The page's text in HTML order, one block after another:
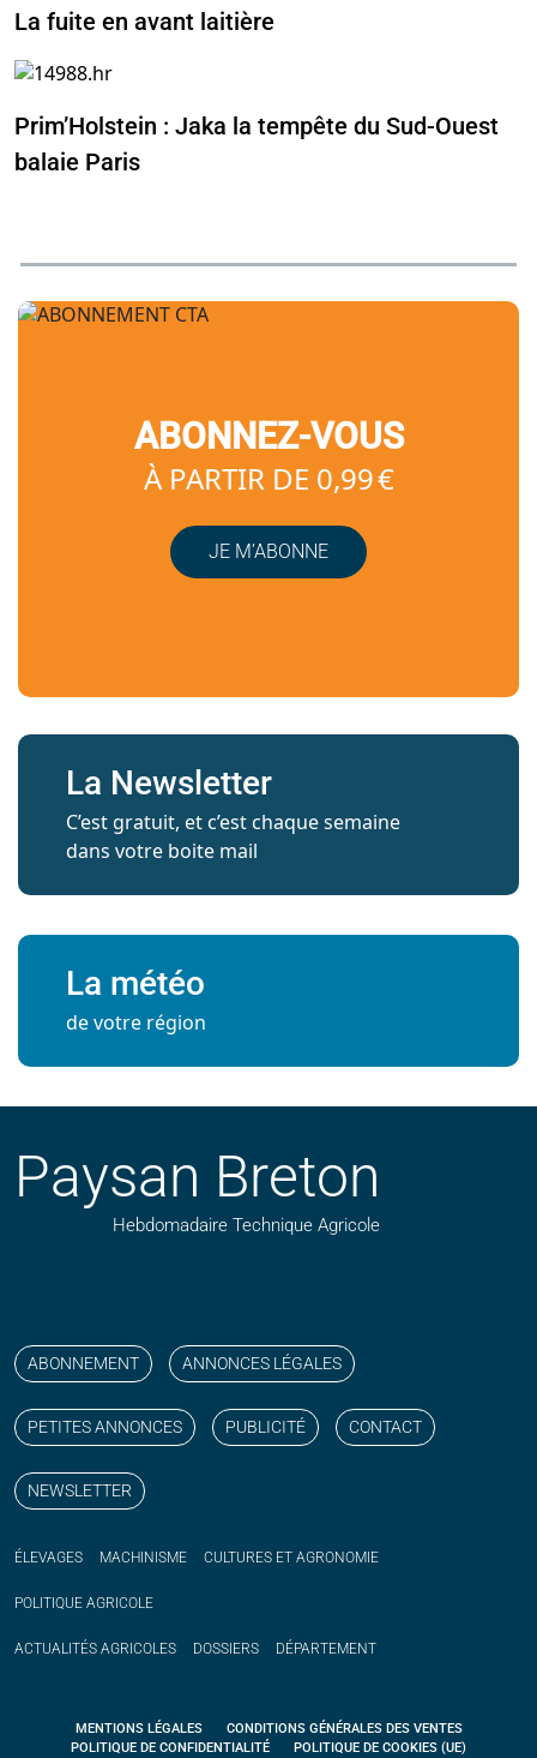
La fuite en avant laitière
Prim’Holstein : Jaka la tempête du Sud-Ouest
balaie Paris
ABONNEZ-VOUS
À PARTIR DE 0,99 €
JE M’ABONNE
La Newsletter
C’est gratuit, et c’est chaque semaine
dans votre boite mail
La météo
de votre région
Paysan Breton
Hebdomadaire Technique Agricole
ABONNEMENT ANNONCES LÉGALES
PETITES ANNONCES PUBLICITÉ CONTACT
NEWSLETTER
ÉLEVAGES MACHINISME CULTURES ET AGRONOMIE
POLITIQUE AGRICOLE
ACTUALITÉS AGRICOLES DOSSIERS DÉPARTEMENT
MENTIONS LÉGALES
CONDITIONS GÉNÉRALES DES VENTES
POLITIQUE DE CONFIDENTIALITÉ
POLITIQUE DE COOKIES (UE)